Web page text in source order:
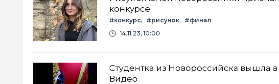
конкурсе
#конкурс #рисунок
#финал
14.11.23, 10:00
Студентка из Новороссийска вышла
Видео